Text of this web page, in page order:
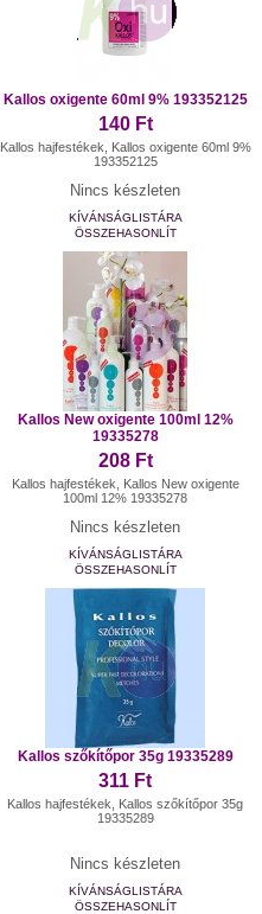
Kallos oxigente 60ml 9% 193352125
140 Ft
Kallos hajfestékek, Kallos oxigente 60ml 9%
193352125
Nincs készleten
KÍVÁNSÁGLISTÁRA
ÖSSZEHASONLÍT
Kallos New oxigente 100ml 12%
19335278
208 Ft
Kallos hajfestékek, Kallos New oxigente
100ml 12% 19335278
Nincs készleten
KÍVÁNSÁGLISTÁRA
ÖSSZEHASONLÍT
Kallos szőkítőpor 35g 19335289
311 Ft
Kallos hajfestékek, Kallos szőkítőpor 35g
19335289
Nincs készleten
KÍVÁNSÁGLISTÁRA
ÖSSZEHASONLÍT